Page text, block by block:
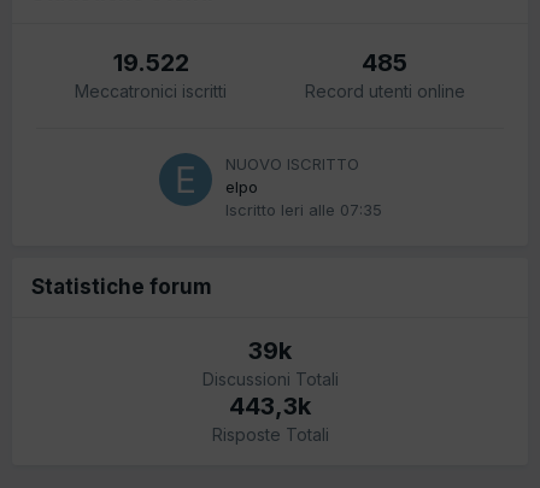
19.522
Meccatronici iscritti
485
Record utenti online
NUOVO ISCRITTO
elpo
Iscritto Ieri alle 07:35
Statistiche forum
39k
Discussioni Totali
443,3k
Risposte Totali